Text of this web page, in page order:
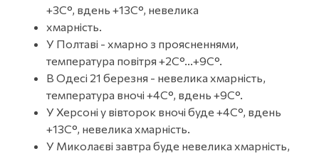
+3С°, вдень +13С°, невелика
хмарність.
У Полтаві - хмарно з проясненнями,
температура повітря +2С°...+9С°.
В Одесі 21 березня - невелика хмарність,
температура вночі +4С°, вдень +9С°.
У Херсоні у вівторок вночі буде +4С°, вдень
+13С°, невелика хмарність.
У Миколаєві завтра буде невелика хмарність,